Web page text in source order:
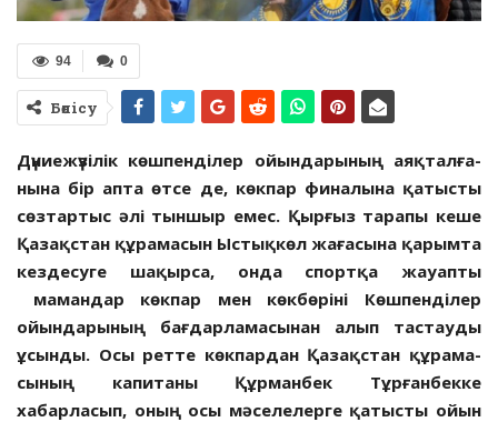
0
94
Бөлісу
Дүниежүзілік көшпенділер ойындарының аяқ­тал­ға­
нына бір апта өтсе де, көкпар финалына қатысты
сөз­тар­тыс әлі тыншыр емес. Қырғыз тарапы кеше
Қа­зақстан құ­рамасын Ыстықкөл жағасына қарымта
кез­десуге ша­қырса, онда спортқа жауапты
мамандар көк­пар мен көк­бөріні Көшпен­ді­лер
ойындарының бағ­дарламасынан алып тас­тауды
ұсын­ды. Осы ретте көк­пардан Қазақстан құра­ма­
сының ка­питаны Құр­манбек Тұрғанбекке
хабарласып, оның осы мә­се­ле­лерге қатысты ойын